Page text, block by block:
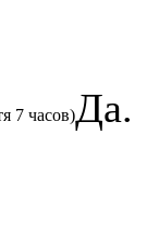
7 часов)Да.